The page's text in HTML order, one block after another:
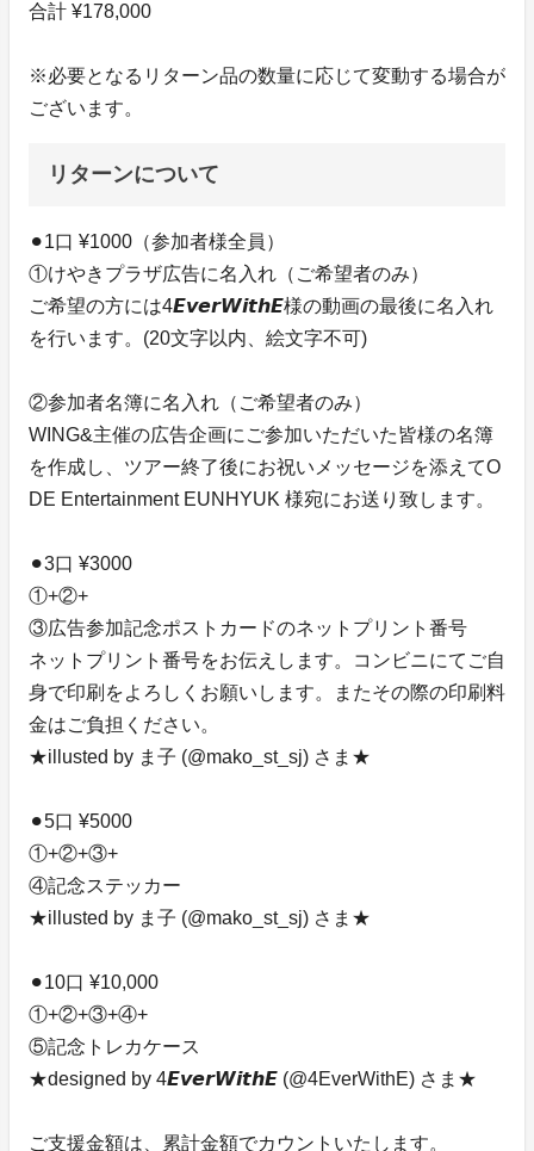
合計 ¥178,000
※必要となるリターン品の数量に応じて変動する場合が
ございます。
リターンについて
⚫︎1口 ¥1000（参加者様全員）
①けやきプラザ広告に名入れ（ご希望者のみ）
ご希望の方には4𝙀𝙫𝙚𝙧𝙒𝙞𝙩𝙝𝙀様の動画の最後に名入れ
を行います。(20文字以内、絵文字不可)
②参加者名簿に名入れ（ご希望者のみ）
WING&主催の広告企画にご参加いただいた皆様の名簿
を作成し、ツアー終了後にお祝いメッセージを添えてO
DE Entertainment EUNHYUK 様宛にお送り致します。
⚫︎3口 ¥3000
①+②+
③広告参加記念ポストカードのネットプリント番号
ネットプリント番号をお伝えします。コンビニにてご自
身で印刷をよろしくお願いします。またその際の印刷料
金はご負担ください。
★illusted by ま子 (@mako_st_sj) さま★
⚫︎5口 ¥5000
①+②+③+
④記念ステッカー
★illusted by ま子 (@mako_st_sj) さま★
⚫︎10口 ¥10,000
①+②+③+④+
⑤記念トレカケース
★designed by 4𝙀𝙫𝙚𝙧𝙒𝙞𝙩𝙝𝙀 (@4EverWithE) さま★
ご支援金額は、累計金額でカウントいたします。